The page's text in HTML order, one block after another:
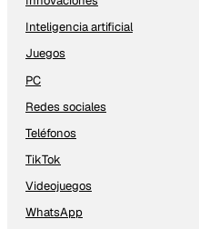
Inteligencia artificial
Juegos
PC
Redes sociales
Teléfonos
TikTok
Videojuegos
WhatsApp